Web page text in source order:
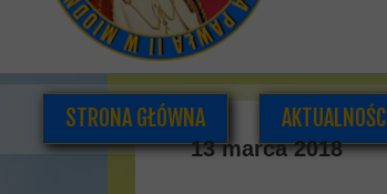
13 marca 2018
STRONA GŁÓWNA AKTUALNOŚCI